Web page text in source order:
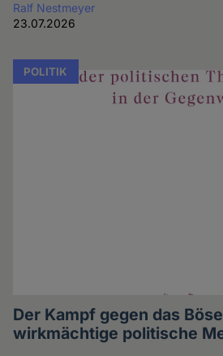
Ralf Nestmeyer
23.07.2026
POLITIK
Der Kampf gegen das
wirkmächtige politische